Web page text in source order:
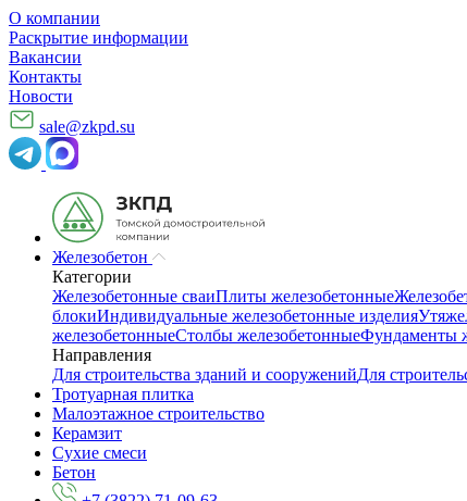
О компании
Раскрытие информации
Вакансии
Контакты
Новости
sale@zkpd.su
Железобетон
Категории
Железобетонные сваиПлиты железобетонные
блокиИндивидуальные железобетонные изделия
железобетонныеСтолбы железобетонныеФундаменты
Направления
Для строительства зданий и сооруженийДля
Тротуарная плитка
Малоэтажное строительство
Керамзит
Сухие смеси
Бетон